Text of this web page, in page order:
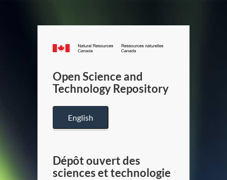
Canada.ca
/
Canada
Open Science and
Technology Repository
English
Dépôt ouvert des
sciences et technologie